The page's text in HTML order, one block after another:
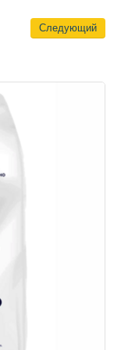
Следующий